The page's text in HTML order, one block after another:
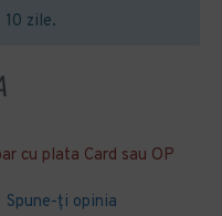
zile.
Spune-ţi opinia
cu plata Card sau OP